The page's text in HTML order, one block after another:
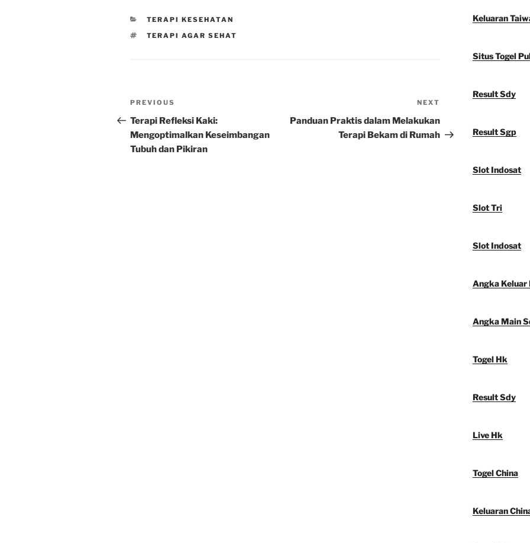
CATEGORIES
TERAPI KESEHATAN
TAGS
TERAPI AGAR SEHAT
Post
navigation
Previous
Post
PREVIOUS
Terapi Refleksi Kaki:
Mengoptimalkan Keseimbangan
Tubuh dan Pikiran
Post
NEXT
Panduan Praktis dalam Melakukan
Terapi Bekam di Rumah
Keluaran
Situs Togel
Result Sdy
Result Sgp
Slot Indosat
Slot Tri
Slot Indosat
Angka Keluar
Angka Main
Togel Hk
Result Sdy
Live Hk
Togel China
Keluaran